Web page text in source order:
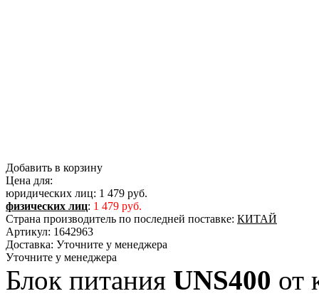
Добавить в корзину
Цена для:
юридических лиц: 1 479 руб.
физических лиц: 1 479 руб.
Страна производитель по последней поставке: КИТАЙ
Артикул: 1642963
Доставка: Уточните у менеджера
Уточните у менеджера
Блок питания UNS400 от